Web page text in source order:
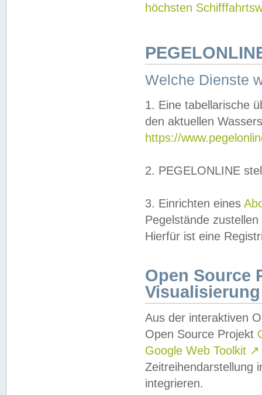
höchsten
Welche Dienste
1. Eine tabellarische
den aktuellen
https://
2. PEGELONLINE
3. Einrichten eines
Pegelstände
Hierfür ist eine
Open Source
Visualisierung
Aus der interaktiven
Open Source Projekt
Google Web Toolkit ↗
Zeitreihendarstellung
integrieren.